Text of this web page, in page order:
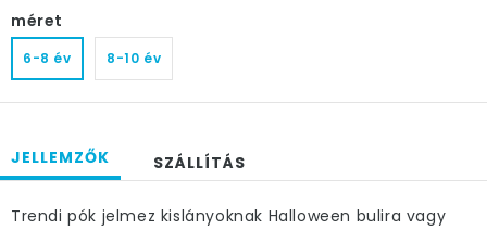
méret
6-8 év 8-10 év
JELLEMZŐK SZÁLLÍTÁS
Trendi pók jelmez kislányoknak Halloween bulira vagy